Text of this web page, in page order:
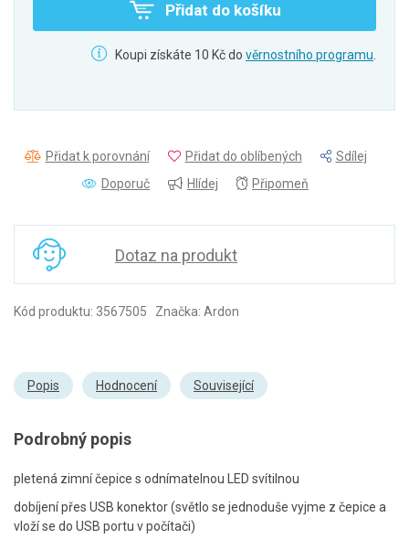
Přidat do košíku
Koupi získáte 10 Kč do věrnostního programu
Přidat k porovnání Přidat do oblíbených
Sdílej
Doporuč
Hlídej Připomeň
Dotaz na produkt
Kód produktu: 3567505 Značka: Ardon
Popis Hodnocení Související
Podrobný popis
pletená zimní čepice s odnímatelnou LED svítilnou
dobíjení přes USB konektor (světlo se jednoduše vyjme z čepice a
vloží se do USB portu v počítači)